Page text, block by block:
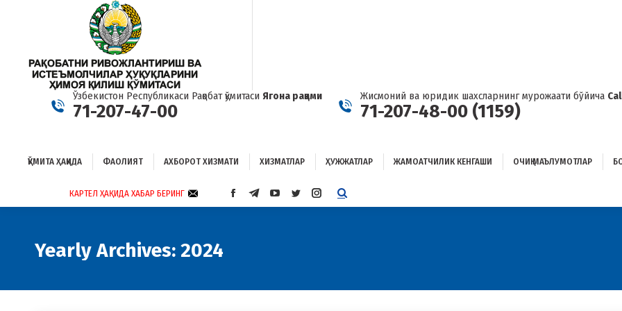
Ўзбекистон Республикаси Рақобат қўмитаси Ягона рақами
71-207-47-00
Жисмоний ва юридик шахсларнинг мурожаати бўйича
71-207-48-00 (1159)
ҚЎМИТА ҲАҚИДА ФАОЛИЯТ АХБОРОТ ХИЗМАТИ ХИЗМАТЛАР ҲУЖЖАТЛАР ЖАМОАТЧИЛИК КЕНГАШИ ОЧИҚ МАЪЛУМОТЛАР
КАРТЕЛ ҲАҚИДА ХАБАР БЕРИНГ
FACEBOOKTELEGRAM
YOUTUBE
TWITTERINSTAGRAM
Yearly Archives: 2024
ФАОЛИЯТ